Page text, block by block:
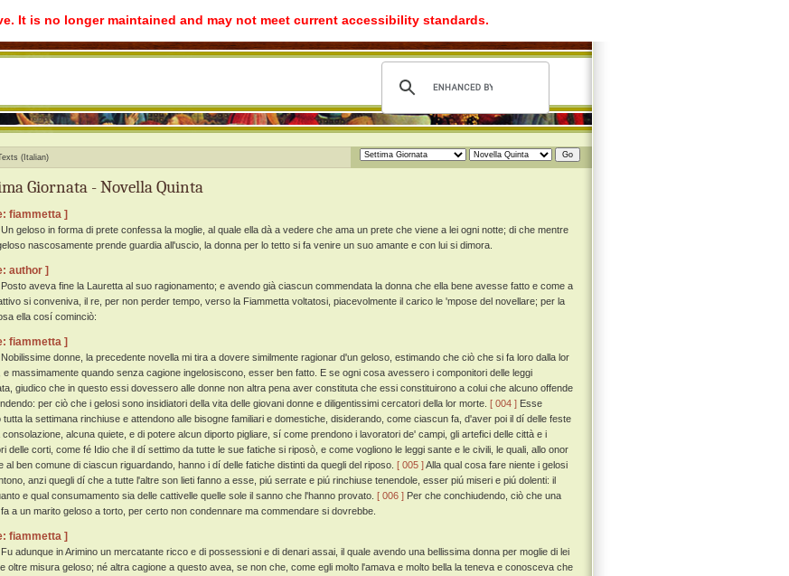
It is no longer maintained and may not meet current accessibility standards.
(Italian)
Giornata - Novella Quinta
fiammetta ]
Un geloso in forma di prete confessa la moglie, al quale ella dà a vedere che ama un prete che viene a lei ogni notte; di che mentre
nascosamente prende guardia all'uscio, la donna per lo tetto si fa venire un suo amante e con lui si dimora.
author ]
Posto aveva fine la Lauretta al suo ragionamento; e avendo già ciascun commendata la donna che ella bene avesse fatto e come a
si conveniva, il re, per non perder tempo, verso la Fiammetta voltatosi, piacevolmente il carico le 'mpose del novellare; per la
ella cosí cominciò:
fiammetta ]
Nobilissime donne, la precedente novella mi tira a dovere similmente ragionar d'un geloso, estimando che ciò che si fa loro dalla lor
e massimamente quando senza cagione ingelosiscono, esser ben fatto. E se ogni cosa avessero i componitori delle leggi
giudico che in questo essi dovessero alle donne non altra pena aver constituta che essi constituirono a colui che alcuno offende
per ciò che i gelosi sono insidiatori della vita delle giovani donne e diligentissimi cercatori della lor morte. [ 004 ] Esse
tutta la settimana rinchiuse e attendono alle bisogne familiari e domestiche, disiderando, come ciascun fa, d'aver poi il dí delle feste
consolazione, alcuna quiete, e di potere alcun diporto pigliare, sí come prendono i lavoratori de' campi, gli artefici delle città e i
delle corti, come fé Idio che il dí settimo da tutte le sue fatiche si riposò, e come vogliono le leggi sante e le civili, le quali, allo onor
al ben comune di ciascun riguardando, hanno i dí delle fatiche distinti da quegli del riposo. [ 005 ]Alla qual cosa fare niente i gelosi
anzi quegli dí che a tutte l'altre son lieti fanno a esse, piú serrate e piú rinchiuse tenendole, esser piú miseri e piú dolenti: il
e qual consumamento sia delle cattivelle quelle sole il sanno che l'hanno provato. [ 006 ] Per che conchiudendo, ciò che una
a un marito geloso a torto, per certo non condennare ma commendare si dovrebbe.
fiammetta ]
Fu adunque in Arimino un mercatante ricco e di possessioni e di denari assai, il quale avendo una bellissima donna per moglie di lei
oltre misura geloso; né altra cagione a questo avea, se non che, come egli molto l'amava e molto bella la teneva e conosceva che